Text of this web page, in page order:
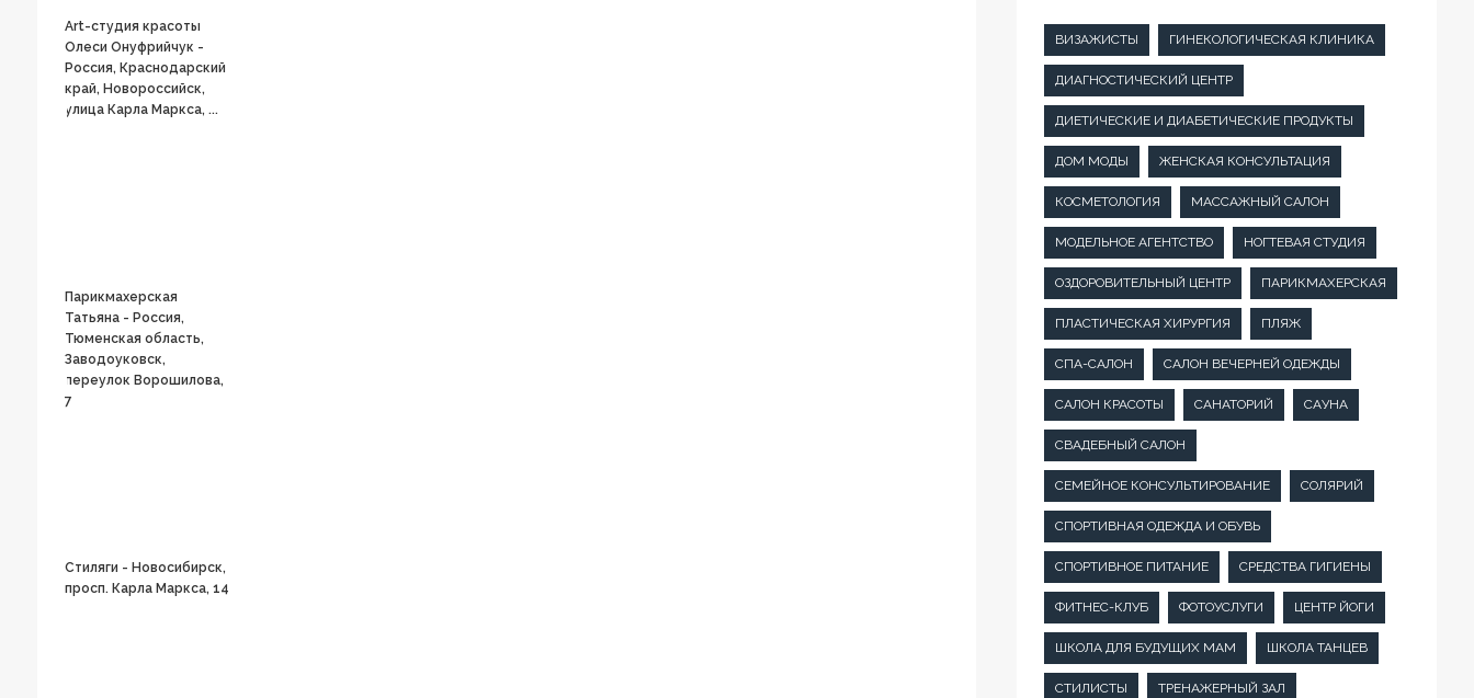
Art-студия красоты
Олеси Онуфрийчук -
Россия, Краснодарский
край, Новороссийск,
улица Карла Маркса, ...
Парикмахерская
Татьяна - Россия,
Тюменская область,
Заводоуковск,
переулок Ворошилова,
7
Стиляги - Новосибирск,
просп. Карла Маркса, 14
ВИЗАЖИСТЫ ГИНЕКОЛОГИЧЕСКАЯ КЛИНИКА
ДИАГНОСТИЧЕСКИЙ ЦЕНТР
ДИЕТИЧЕСКИЕ И ДИАБЕТИЧЕСКИЕ ПРОДУКТЫ
ДОМ МОДЫ ЖЕНСКАЯ КОНСУЛЬТАЦИЯ
КОСМЕТОЛОГИЯ МАССАЖНЫЙ САЛОН
МОДЕЛЬНОЕ АГЕНТСТВО НОГТЕВАЯ СТУДИЯ
ОЗДОРОВИТЕЛЬНЫЙ ЦЕНТР ПАРИКМАХЕРСКАЯ
ПЛАСТИЧЕСКАЯ ХИРУРГИЯ ПЛЯЖ
СПА-САЛОН САЛОН ВЕЧЕРНЕЙ ОДЕЖДЫ
САЛОН КРАСОТЫ САНАТОРИЙ САУНА
СВАДЕБНЫЙ САЛОН
СЕМЕЙНОЕ КОНСУЛЬТИРОВАНИЕ СОЛЯРИЙ
СПОРТИВНАЯ ОДЕЖДА И ОБУВЬ
СПОРТИВНОЕ ПИТАНИЕ СРЕДСТВА ГИГИЕНЫ
ФИТНЕС-КЛУБ ФОТОУСЛУГИ ЦЕНТР ЙОГИ
ШКОЛА ДЛЯ БУДУЩИХ МАМ ШКОЛА ТАНЦЕВ
СТИЛИСТЫ ТРЕНАЖЕРНЫЙ ЗАЛ